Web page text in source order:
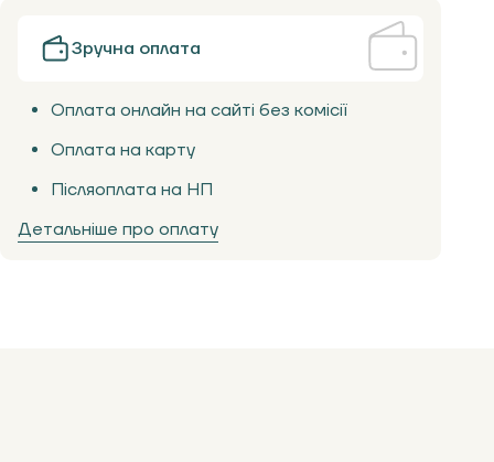
Зручна оплата
Оплата онлайн на сайті без комісії
Оплата на карту
Післяоплата на НП
Детальніше про оплату